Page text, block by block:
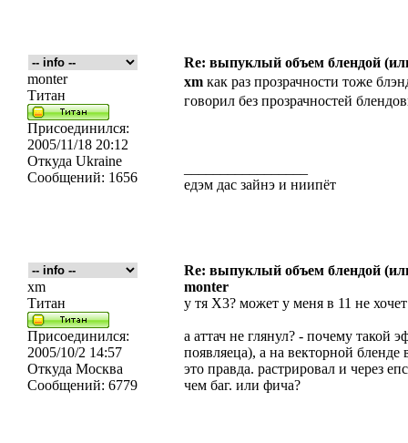
Re: выпуклый объем блендой
monter
Титан
Присоединился:
2005/11/18 20:12
Откуда Ukraine
Сообщений: 1656
xm как раз прозрачности тоже
говорил без прозрачностей
едэм дас зайнэ и ниипёт
Re: выпуклый объем блендой
xm
Титан
Присоединился:
2005/10/2 14:57
Откуда Москва
Сообщений: 6779
monter
у тя Х3? может у меня в 11 не
а аттач не глянул? - почему такой
появляеца), а на векторной бленде
это правда. растрировал и через
чем баг. или фича?